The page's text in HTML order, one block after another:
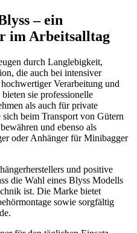
– ein
im Arbeitsalltag
durch Langlebigkeit,
die auch bei intensiver
Verarbeitung und
sie professionelle
als auch für private
beim Transport von Gütern
und ebenso als
oder Anhänger für Minibagger
und positive
die Wahl eines Blyss Modells
ist. Die Marke bietet
sowie sorgfältig